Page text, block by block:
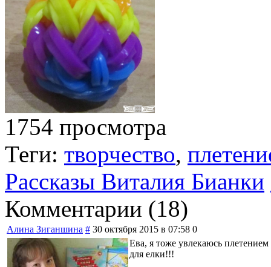
1754 просмотра
Теги: творчество,
Рассказы Виталия Бианки
Комментарии (18)
Алина Зиганшина # 30 октября 2015 в 07:58 0
Ева, я тоже увлекаюсь
для елки!!!